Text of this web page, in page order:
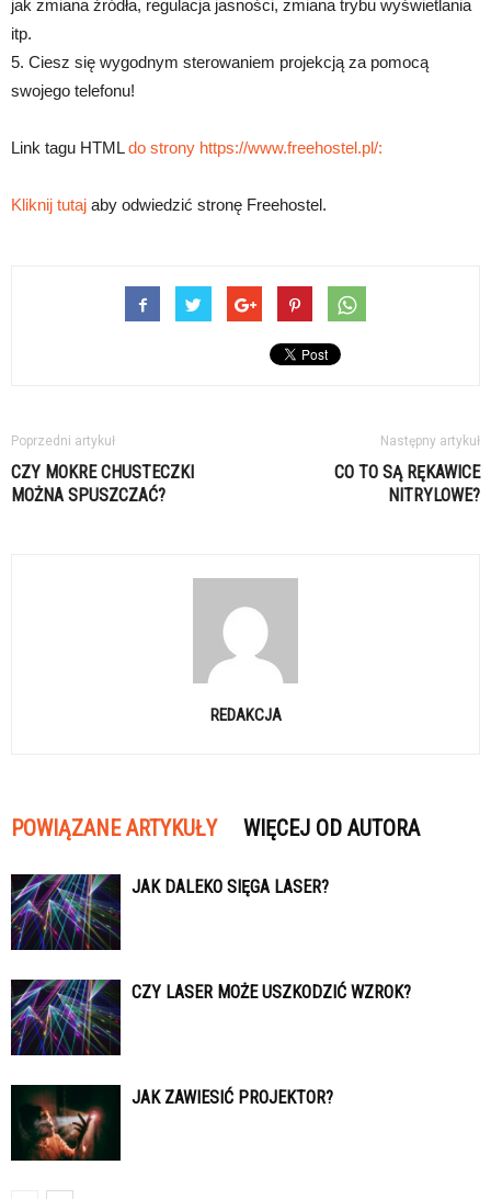
jak zmiana źródła, regulacja jasności, zmiana trybu wyświetlania
itp.
5. Ciesz się wygodnym sterowaniem projekcją za pomocą
swojego telefonu!
Link tagu HTMLdo strony https://www.freehostel.pl/:
Kliknij tutaj aby odwiedzić stronę Freehostel.
Poprzedni artykuł
CZY MOKRE CHUSTECZKI
MOŻNA SPUSZCZAĆ?
Następny artykuł
CO TO SĄ RĘKAWICE
NITRYLOWE?
REDAKCJA
POWIĄZANE ARTYKUŁY WIĘCEJ OD AUTORA
JAK DALEKO SIĘGA LASER?
CZY LASER MOŻE USZKODZIĆ WZROK?
JAK ZAWIESIĆ PROJEKTOR?